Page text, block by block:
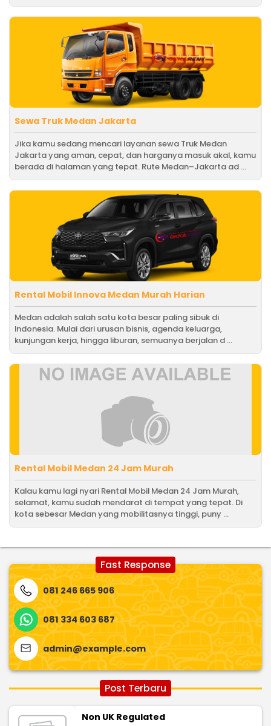
Sewa Truk Medan Jakarta
Jika kamu sedang mencari layanan sewa Truk Medan
Jakarta yang aman, cepat, dan harganya masuk akal, kamu
berada di halaman yang tepat. Rute Medan–Jakarta ad ...
Rental Mobil Innova Medan Murah Harian
Medan adalah salah satu kota besar paling sibuk di
Indonesia. Mulai dari urusan bisnis, agenda keluarga,
kunjungan kerja, hingga liburan, semuanya berjalan d ...
Rental Mobil Medan 24 Jam Murah
Kalau kamu lagi nyari Rental Mobil Medan 24 Jam Murah,
selamat, kamu sudah mendarat di tempat yang tepat. Di
kota sebesar Medan yang mobilitasnya tinggi, puny ...
Fast Response
081 246 665 906
081 334 603 687
admin@example.com
Post Terbaru
Non UK Regulated